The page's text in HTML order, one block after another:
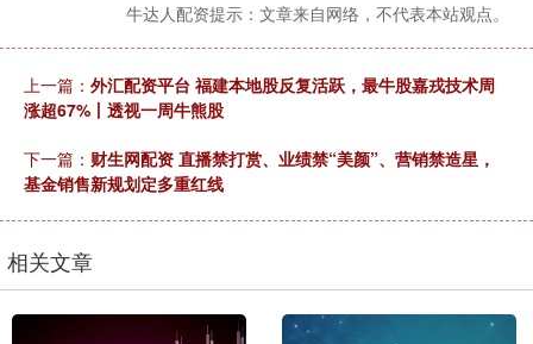
牛达人配资提示：文章来自网络，不代表本站观点。
上一篇： 外汇配资平台 福建本地股反复活跃，最牛股嘉戎技术周
涨超67%丨透视一周牛熊股
下一篇： 财生网配资 直播禁打赏、业绩禁“美颜”、营销禁造星，
基金销售新规划定多重红线
相关文章